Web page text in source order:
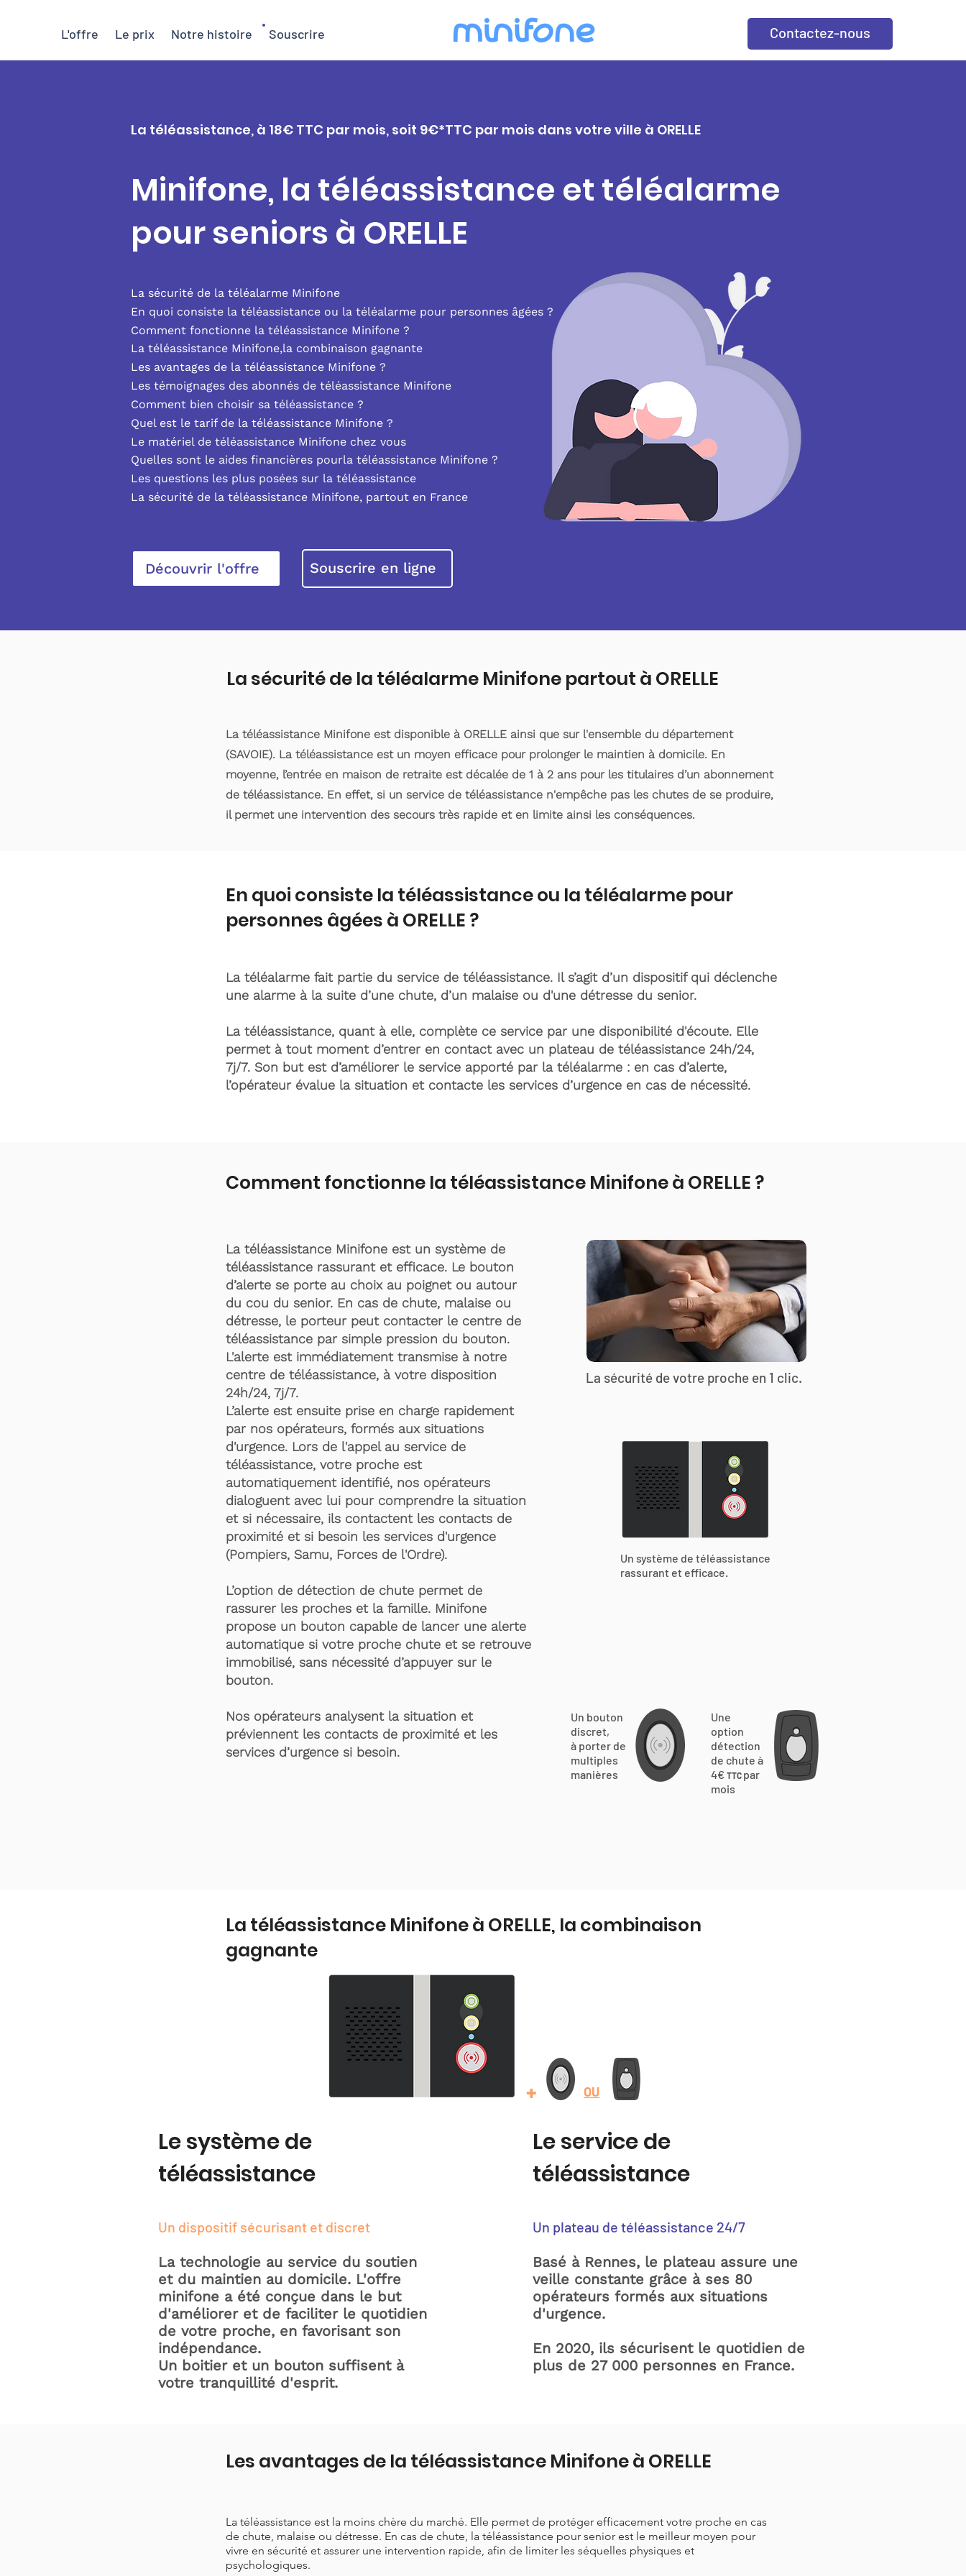
L'offre Le prix Notre histoire Souscrire Contactez-nous
La téléassistance, à 18€ TTC par mois, soit 9€*TTC par mois dans votre ville à ORELLE
Minifone, la téléassistance et téléalarme
pour seniors à ORELLE
La sécurité de la téléalarme Minifone
En quoi consiste la téléassistance ou la téléalarme pour personnes âgées ?
Comment fonctionne la téléassistance Minifone ?
La téléassistance Minifone,la combinaison gagnante
Les avantages de la téléassistance Minifone ?
Les témoignages des abonnés de téléassistance Minifone
Comment bien choisir sa téléassistance ?
Quel est le tarif de la téléassistance Minifone ?
Le matériel de téléassistance Minifone chez vous
Quelles sont le aides financières pourla téléassistance Minifone ?
Les questions les plus posées sur la téléassistance
La sécurité de la téléassistance Minifone, partout en France
Découvrir l'offre Souscrire en ligne
La sécurité de la téléalarme Minifone partout à ORELLE
La téléassistance Minifone est disponible à ORELLE ainsi que sur l'ensemble du département
(SAVOIE). La téléassistance est un moyen efficace pour prolonger le maintien à domicile. En
moyenne, l’entrée en maison de retraite est décalée de 1 à 2 ans pour les titulaires d’un abonnement
de téléassistance. En effet, si un service de téléassistance n'empêche pas les chutes de se produire,
il permet une intervention des secours très rapide et en limite ainsi les conséquences.
En quoi consiste la téléassistance ou la téléalarme pour
personnes âgées à ORELLE ?
La téléalarme fait partie du service de téléassistance. Il s’agit d’un dispositif qui déclenche
une alarme à la suite d’une chute, d’un malaise ou d'une détresse du senior.
La téléassistance, quant à elle, complète ce service par une disponibilité d'écoute. Elle
permet à tout moment d’entrer en contact avec un plateau de téléassistance 24h/24,
7j/7. Son but est d’améliorer le service apporté par la téléalarme : en cas d’alerte,
l’opérateur évalue la situation et contacte les services d’urgence en cas de nécessité.
Comment fonctionne la téléassistance Minifone à ORELLE ?
La téléassistance Minifone est un système de
téléassistance rassurant et efficace. Le bouton
d’alerte se porte au choix au poignet ou autour
du cou du senior. En cas de chute, malaise ou
détresse, le porteur peut contacter le centre de
téléassistance par simple pression du bouton.
L'alerte est immédiatement transmise à notre
centre de téléassistance, à votre disposition
24h/24, 7j/7.
L’alerte est ensuite prise en charge rapidement
par nos opérateurs, formés aux situations
d'urgence. Lors de l'appel au service de
téléassistance, votre proche est
automatiquement identifié, nos opérateurs
dialoguent avec lui pour comprendre la situation
et si nécessaire, ils contactent les contacts de
proximité et si besoin les services d'urgence
(Pompiers, Samu, Forces de l'Ordre).
L’option de détection de chute permet de
rassurer les proches et la famille. Minifone
propose un bouton capable de lancer une alerte
automatique si votre proche chute et se retrouve
immobilisé, sans nécessité d’appuyer sur le
bouton.
Nos opérateurs analysent la situation et
préviennent les contacts de proximité et les
services d’urgence si besoin.
La sécurité de votre proche en 1 clic.
Un système de téléassistance
rassurant et efficace.
Un bouton
discret,
à porter de
multiples
manières
Une
option
détection
de chute à
4€ TTC par
mois
La téléassistance Minifone à ORELLE, la combinaison
gagnante
Le système de
téléassistance
Un dispositif sécurisant et discret
La technologie au service du soutien
et du maintien au domicile. L'offre
minifone a été conçue dans le but
d'améliorer et de faciliter le quotidien
de votre proche, en favorisant son
indépendance.
Un boitier et un bouton suffisent à
votre tranquillité d'esprit.
+ OU
Le service de
téléassistance
Un plateau de téléassistance 24/7
Basé à Rennes, le plateau assure une
veille constante grâce à ses 80
opérateurs formés aux situations
d'urgence.
En 2020, ils sécurisent le quotidien de
plus de 27 000 personnes en France.
Les avantages de la téléassistance Minifone à ORELLE
La téléassistance est la moins chère du marché. Elle permet de protéger efficacement votre proche en cas
de chute, malaise ou détresse. En cas de chute, la téléassistance pour senior est le meilleur moyen pour
vivre en sécurité et assurer une intervention rapide, afin de limiter les séquelles physiques et
psychologiques.